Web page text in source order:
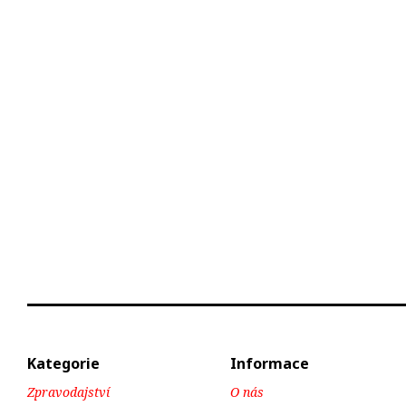
Kategorie
Zpravodajství
Informace
O nás